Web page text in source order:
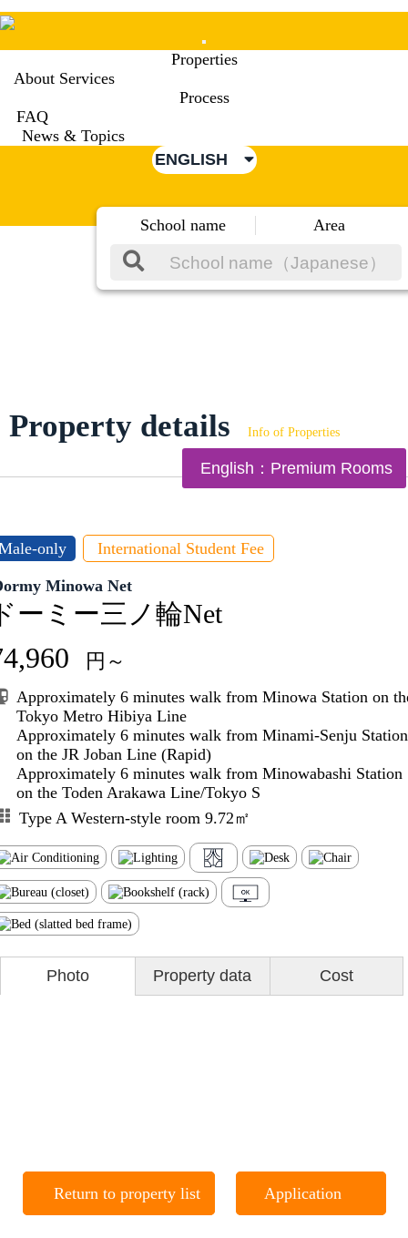
Mobile
Menu
Properties
About Services
Process
FAQ
News & Topics
ENGLISH
School name Area
Property details Info of Properties
English：Premium Rooms
only International Student Fee
Minowa Net
ーミー三ノ輪Net
円～
Approximately 6 minutes walk from Minowa Station on
Tokyo Metro Hibiya Line
Approximately 6 minutes walk from Minami-Senju Station
on the JR Joban Line (Rapid)
Approximately 6 minutes walk from Minowabashi Station
on the Toden Arakawa Line/Tokyo S
Type A Western-style room 9.72㎡
Photo Property data Cost
Return to property list Application